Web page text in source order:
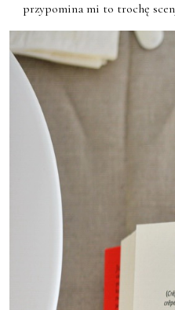
przypomina mi to trochę